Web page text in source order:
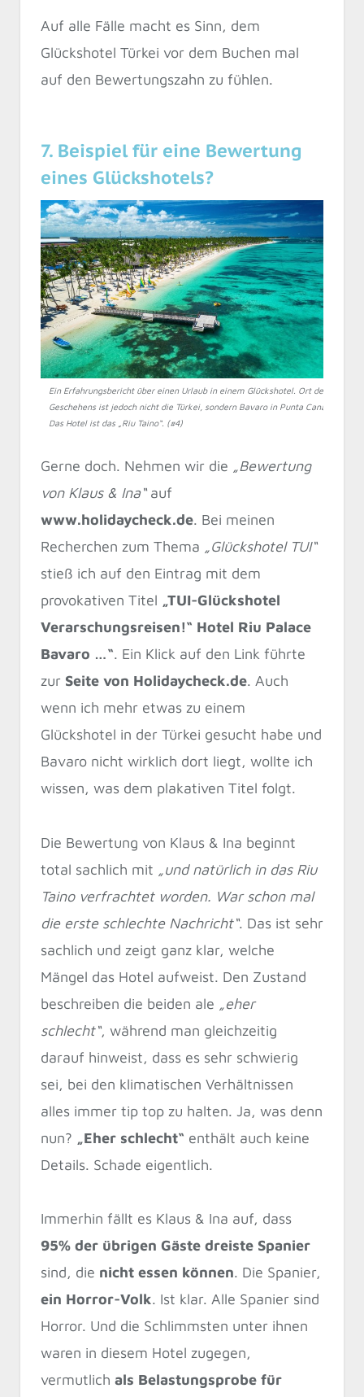
Auf alle Fälle macht es Sinn, dem
Glückshotel Türkei vor dem Buchen mal
auf den Bewertungszahn zu fühlen.
7. Beispiel für eine Bewertung
eines Glückshotels?
Ein Erfahrungsbericht über einen Urlaub in einem Glückshotel. Ort des
Geschehens ist jedoch nicht die Türkei, sondern Bavaro in Punta Cana.
Das Hotel ist das „Riu Taino“. (#4)
Gerne doch. Nehmen wir die „Bewertung
von Klaus & Ina“auf
www.holidaycheck.de. Bei meinen
Recherchen zum Thema „Glückshotel TUI“
stieß ich auf den Eintrag mit dem
provokativen Titel „TUI-Glückshotel
Verarschungsreisen!“ Hotel Riu Palace
Bavaro …“. Ein Klick auf den Link führte
zur Seite von Holidaycheck.de. Auch
wenn ich mehr etwas zu einem
Glückshotel in der Türkei gesucht habe und
Bavaro nicht wirklich dort liegt, wollte ich
wissen, was dem plakativen Titel folgt.
Die Bewertung von Klaus & Ina beginnt
total sachlich mit „und natürlich in das Riu
Taino verfrachtet worden. War schon mal
die erste schlechte Nachricht“. Das ist sehr
sachlich und zeigt ganz klar, welche
Mängel das Hotel aufweist. Den Zustand
beschreiben die beiden ale „eher
schlecht“, während man gleichzeitig
darauf hinweist, dass es sehr schwierig
sei, bei den klimatischen Verhältnissen
alles immer tip top zu halten. Ja, was denn
nun? „Eher schlecht“ enthält auch keine
Details. Schade eigentlich.
Immerhin fällt es Klaus & Ina auf, dass
95% der übrigen Gäste dreiste Spanier
sind, die nicht essen können. Die Spanier,
ein Horror-Volk. Ist klar. Alle Spanier sind
Horror. Und die Schlimmsten unter ihnen
waren in diesem Hotel zugegen,
vermutlich als Belastungsprobe für